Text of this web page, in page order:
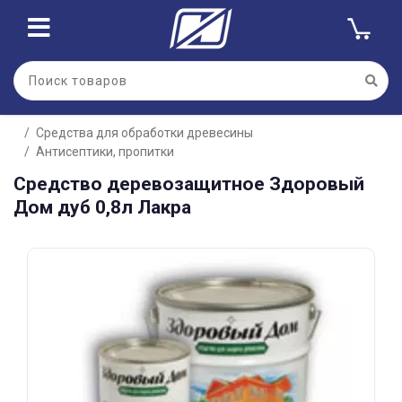
Средства для обработки древесины
Антисептики, пропитки
Средство деревозащитное Здоровый
Дом дуб 0,8л Лакра
Для клиентов всех банков
Разбейте
оплату на части
без переплат
График платежей